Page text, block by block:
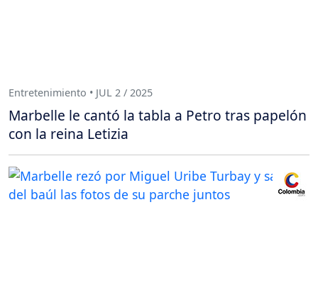
Entretenimiento • JUL 2 / 2025
Marbelle le cantó la tabla a Petro tras papelón
con la reina Letizia